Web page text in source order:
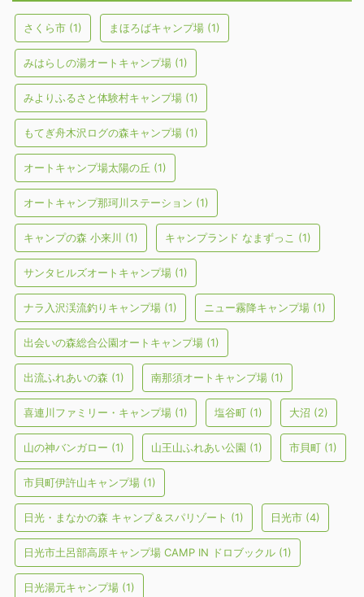
さくら市 (1) まほろばキャンプ場 (1)
みはらしの湯オートキャンプ場 (1)
みよりふるさと体験村キャンプ場 (1)
もてぎ舟木沢ログの森キャンプ場 (1)
オートキャンプ場太陽の丘 (1)
オートキャンプ那珂川ステーション (1)
キャンプの森 小来川 (1) キャンプランド なまずっこ (1)
サンタヒルズオートキャンプ場 (1)
ナラ入沢渓流釣りキャンプ場 (1) ニュー霧降キャンプ場 (1)
出会いの森総合公園オートキャンプ場 (1)
出流ふれあいの森 (1) 南那須オートキャンプ場 (1)
喜連川ファミリー・キャンプ場 (1) 塩谷町 (1) 大沼 (2)
山の神バンガロー (1) 山王山ふれあい公園 (1) 市貝町 (1)
市貝町伊許山キャンプ場 (1)
日光・まなかの森 キャンプ＆スパリゾート (1) 日光市 (4)
日光市土呂部高原キャンプ場 CAMP IN ドロブックル (1)
日光湯元キャンプ場 (1)